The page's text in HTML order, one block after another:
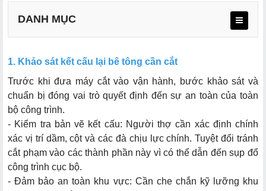
DANH MỤC
Bước 1: Đánh dấu và cắt nháp (Lấy dấu)
Bước 2: Triển khai kỹ thuật cắt ướt
Bước 3: Kỹ thuật chia nhỏ mảng cắt
Bước 4: Phá dỡ và gia cố thẩm mỹ
1. Khảo sát kết cấu lại bê tông cần cắt
Trước khi đưa máy cắt vào vận hành, bước khảo sát và
chuẩn bị đóng vai trò quyết định đến sự an toàn của toàn
bộ công trình.
- Kiểm tra bản vẽ kết cấu: Người thợ cần xác định chính
xác vị trí dầm, cột và các đà chịu lực chính. Tuyệt đối tránh
cắt phạm vào các thành phần này vì có thể dẫn đến sụp đổ
công trình cục bộ.
- Đảm bảo an toàn khu vực: Cần che chắn kỹ lưỡng khu